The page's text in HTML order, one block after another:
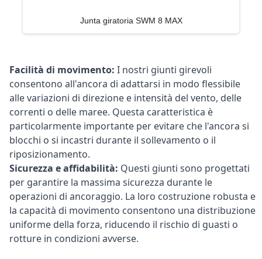
Junta giratoria SWM 8 MAX
Facilità di movimento: I nostri giunti girevoli
consentono all'ancora di adattarsi in modo flessibile
alle variazioni di direzione e intensità del vento, delle
correnti o delle maree. Questa caratteristica è
particolarmente importante per evitare che l'ancora si
blocchi o si incastri durante il sollevamento o il
riposizionamento.
Sicurezza e affidabilità: Questi giunti sono progettati
per garantire la massima sicurezza durante le
operazioni di ancoraggio. La loro costruzione robusta e
la capacità di movimento consentono una distribuzione
uniforme della forza, riducendo il rischio di guasti o
rotture in condizioni avverse.